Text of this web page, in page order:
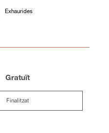
Exhaurides
Gratuït
Finalitzat